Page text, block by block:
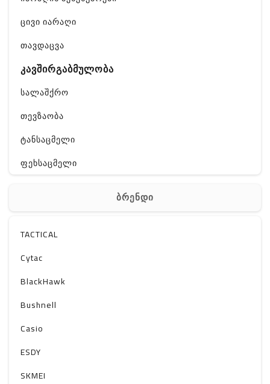
ცივი იარაღი
თავდაცვა
კავშირგაბმულობა
სალაშქრო
თევზაობა
ტანსაცმელი
ფეხსაცმელი
სხვა
Off-Road
ბრენდი
TACTICAL
Cytac
BlackHawk
Bushnell
Casio
ESDY
SKMEI